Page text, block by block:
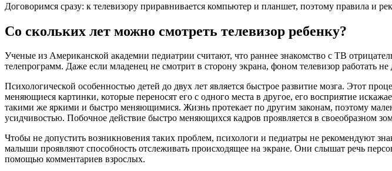
Договоримся сразу: к телевизору приравнивается компьютер и планшет, поэтому правила и
Со скольких лет можно смотреть телевизор ребенку?
Ученые из Американской академии педиатрии считают, что раннее знакомство с ТВ
телепрограмм. Даже если младенец не смотрит в сторону экрана, фоном телевизор работать не
Психологической особенностью детей до двух лет является быстрое развитие мозга. Этот
меняющиеся картинки, которые переносят его с одного места в другое, его восприятие
такими же яркими и быстро меняющимися. Жизнь протекает по другим законам, поэтому
усидчивостью. Побочное действие быстро меняющихся кадров проявляется в своеобразном
Чтобы не допустить возникновения таких проблем, психологи и педиатры не рекомендуют
малыши проявляют способность отслеживать происходящее на экране. Они слышат речь
помощью комментариев взрослых.